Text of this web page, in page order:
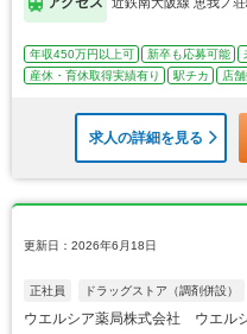
年収450万円以上可 新卒も応募可能
産休・育休取得実績有り
駅チカ 店
求人の詳細を見る
更新日：2026年6月18日
正社員 ドラッグストア（調剤併設）
ウエルシア薬局株式会社 ウエル